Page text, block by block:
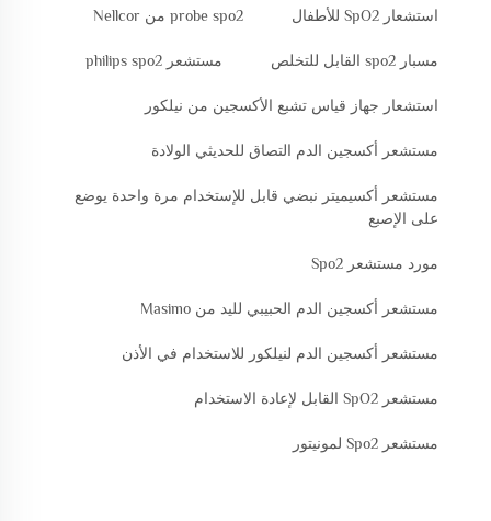
استشعار SpO2 للأطفال probe spo2 من Nellcor
مسبار spo2 القابل للتخلص مستشعر philips spo2
استشعار جهاز قياس تشبع الأكسجين من نيلكور
مستشعر أكسجين الدم التصاق للحديثي الولادة
مستشعر أكسيميتر نبضي قابل للإستخدام مرة واحدة يوضع
على الإصبع
مورد مستشعر Spo2
مستشعر أكسجين الدم الحبيبي لليد من Masimo
مستشعر أكسجين الدم لنيلكور للاستخدام في الأذن
مستشعر SpO2 القابل لإعادة الاستخدام
مستشعر Spo2 لمونيتور